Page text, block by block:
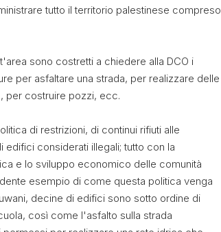
tutto il territorio palestinese compreso
sono costretti a chiedere alla DCO i
per asfaltare una strada, per realizzare delle
per costruire pozzi, ecc.
di restrizioni, di continui rifiuti alle
considerati illegali; tutto con la
e lo sviluppo economico delle comunità
esempio di come questa politica venga
decine di edifici sono sotto ordine di
così come l'asfalto sulla strada